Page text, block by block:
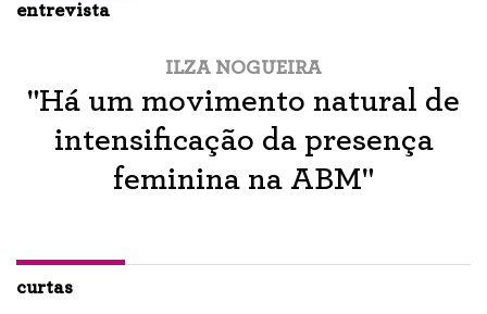
entrevista
ILZA NOGUEIRA
"Há um movimento natural de
intensificação da presença
feminina na ABM"
curtas